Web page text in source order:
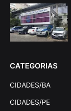
CATEGORIAS
CIDADES/BA
CIDADES/PE